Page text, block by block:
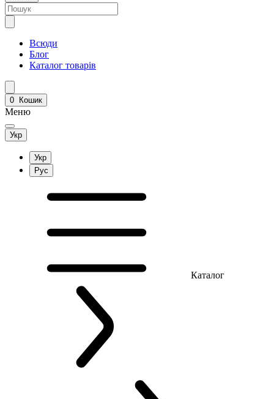
Всюди
Блог
Каталог товарів
0 Кошик
Меню
Укр
Укр
Рус
Каталог